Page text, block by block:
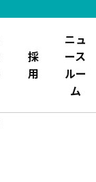
採
用
ニュ
ース
ルー
ム